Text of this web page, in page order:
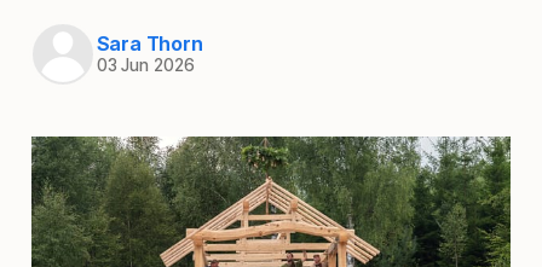
Sara Thorn
03 Jun 2026